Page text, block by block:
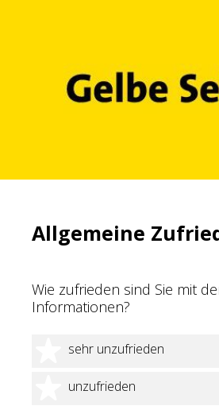
Allgemeine
Wie zufrieden sind Sie mit
Informationen?
sehr unzufrieden
1 Stern
unzufrieden
2 Sterne